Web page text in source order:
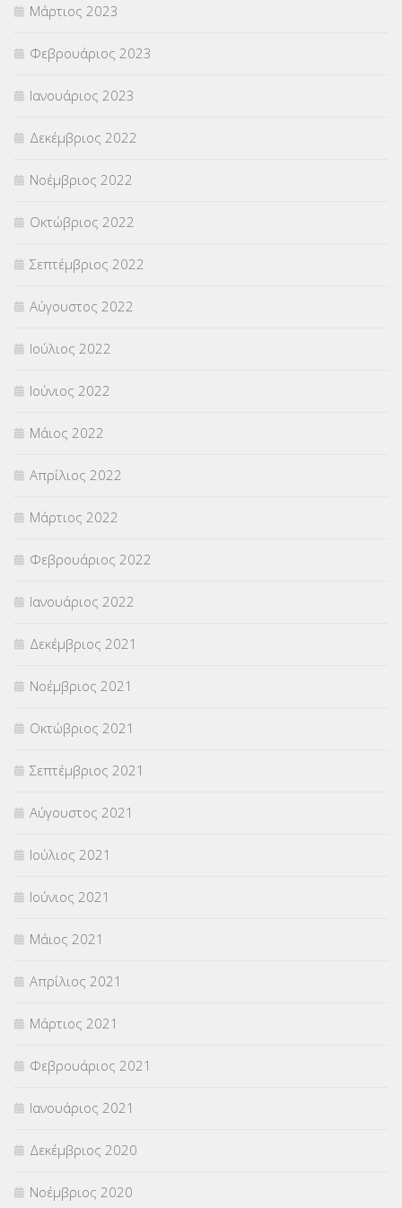
Μάρτιος 2023
Φεβρουάριος 2023
Ιανουάριος 2023
Δεκέμβριος 2022
Νοέμβριος 2022
Οκτώβριος 2022
Σεπτέμβριος 2022
Αύγουστος 2022
Ιούλιος 2022
Ιούνιος 2022
Μάιος 2022
Απρίλιος 2022
Μάρτιος 2022
Φεβρουάριος 2022
Ιανουάριος 2022
Δεκέμβριος 2021
Νοέμβριος 2021
Οκτώβριος 2021
Σεπτέμβριος 2021
Αύγουστος 2021
Ιούλιος 2021
Ιούνιος 2021
Μάιος 2021
Απρίλιος 2021
Μάρτιος 2021
Φεβρουάριος 2021
Ιανουάριος 2021
Δεκέμβριος 2020
Νοέμβριος 2020